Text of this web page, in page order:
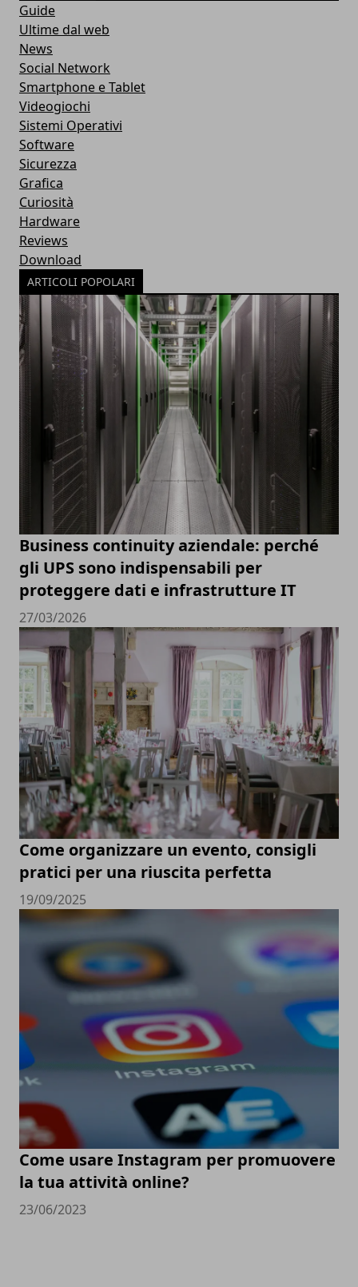
Guide
Ultime dal web
News
Social Network
Smartphone e Tablet
Videogiochi
Sistemi Operativi
Software
Sicurezza
Grafica
Curiosità
Hardware
Reviews
Download
ARTICOLI POPOLARI
Business continuity aziendale: perché
gli UPS sono indispensabili per
proteggere dati e infrastrutture IT
27/03/2026
Come organizzare un evento, consigli
pratici per una riuscita perfetta
19/09/2025
Come usare Instagram per promuovere
la tua attività online?
23/06/2023